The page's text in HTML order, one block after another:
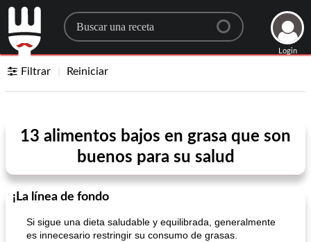
Search for a recipe
Login
Filtrar Reiniciar
13 alimentos bajos en grasa que son
buenos para su salud
¡La línea de fondo
Si sigue una dieta saludable y equilibrada, generalmente
es innecesario restringir su consumo de grasas.